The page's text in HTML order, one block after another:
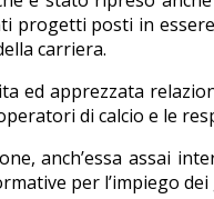
progetti posti in
carriera.
ed apprezzata
di calcio e le
anch’essa assai
per l’impiego